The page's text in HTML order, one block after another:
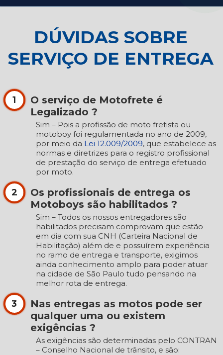
DÚVIDAS SOBRE
SERVIÇO DE ENTREGA
1
O serviço de Motofrete é
Legalizado ?
Sim – Pois a profissão de moto fretista ou
motoboy foi regulamentada no ano de 2009,
por meio da Lei 12.009/2009, que estabelece as
normas e diretrizes para o registro profissional
de prestação do serviço de entrega efetuado
por moto.
2
Os profissionais de entrega os
Motoboys são habilitados ?
Sim – Todos os nossos entregadores são
habilitados precisam comprovam que estão
em dia com sua CNH (Carteira Nacional de
Habilitação) além de e possuírem experiência
no ramo de entrega e transporte, exigimos
ainda conhecimento amplo para poder atuar
na cidade de São Paulo tudo pensando na
melhor rota de entrega.
3
Nas entregas as motos pode ser
qualquer uma ou existem
exigências ?
As exigências são determinadas pelo CONTRAN
– Conselho Nacional de trânsito, e são: